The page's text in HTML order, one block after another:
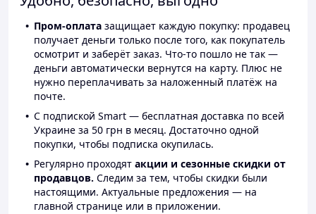
Пром-оплата защищает каждую покупку: продавец
получает деньги только после того, как покупатель
осмотрит и заберёт заказ. Что-то пошло не так —
деньги автоматически вернутся на карту. Плюс не
нужно переплачивать за наложенный платёж на
почте.
С подпиской Smart — бесплатная доставка по всей
Украине за 50 грн в месяц. Достаточно одной
покупки, чтобы подписка окупилась.
Регулярно проходят акции и сезонные скидки от
продавцов. Следим за тем, чтобы скидки были
настоящими. Актуальные предложения — на
главной странице или в приложении.